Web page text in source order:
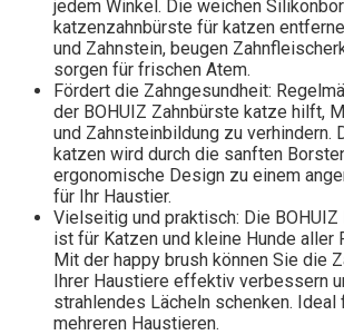
jedem Winkel. Die weichen
katzenzahnbürste für katzen
und Zahnstein, beugen
sorgen für frischen Atem.
Fördert die Zahngesundheit:
der BOHUIZ Zahnbürste katze hilft,
und Zahnsteinbildung zu verhindern.
katzen wird durch die sanften
ergonomische Design zu einem
für Ihr Haustier.
Vielseitig und praktisch: Die
ist für Katzen und kleine Hunde aller
Mit der happy brush können Sie die
Ihrer Haustiere effektiv verbessern
strahlendes Lächeln schenken. Ideal
mehreren Haustieren.